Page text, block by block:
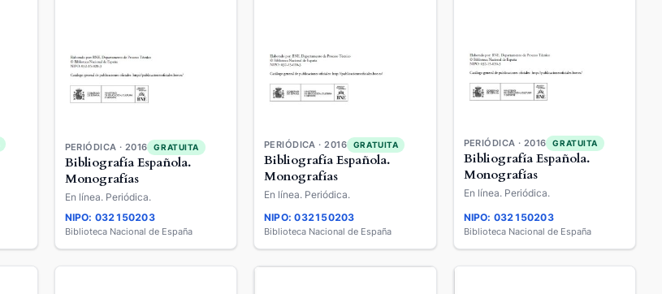
PERIÓDICA · 2016 GRATUITA
Bibliografía Española.
Monografías
En línea. Periódica.
NIPO: 032150203
Biblioteca Nacional de España
PERIÓDICA · 2016 GRATUITA
Bibliografía Española.
Monografías
En línea. Periódica.
NIPO: 032150203
Biblioteca Nacional de España
PERIÓDICA · 2016 GRATUITA
Bibliografía Española.
Monografías
En línea. Periódica.
NIPO: 032150203
Biblioteca Nacional de España